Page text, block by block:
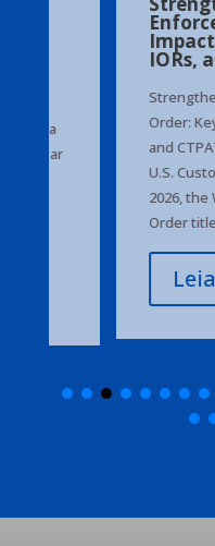
Enforcement
Impacts for
IORs, and
Strengthening
Order: Key
and CTPAT
U.S. Customs
2026, the White
Order titled
Leia Mais